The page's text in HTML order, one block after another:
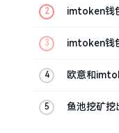
imtoken钱
imtoken钱
欧意和
鱼池挖矿挖